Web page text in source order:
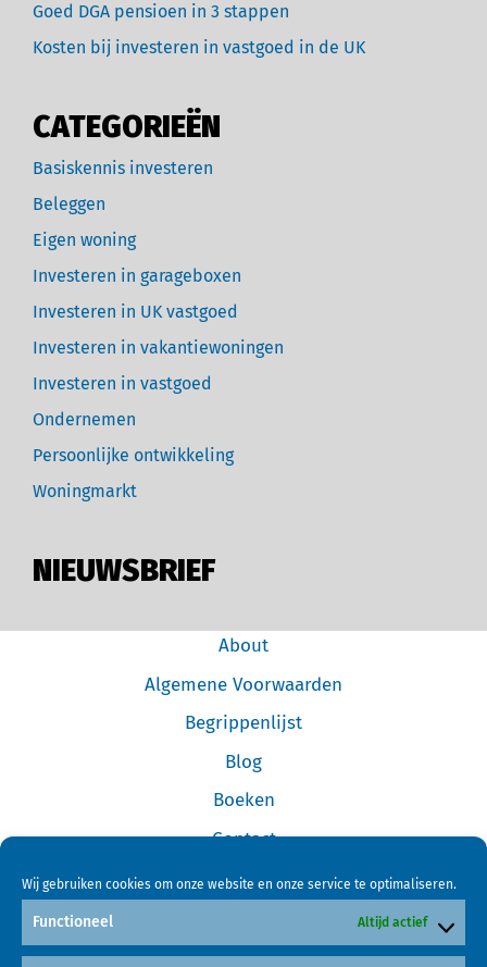
Wij gebruiken cookies om onze website en onze service te optimaliseren.
Functioneel Altijd actief
Goed DGA pensioen in 3 stappen
Kosten bij investeren in vastgoed in de UK
CATEGORIEËN
Basiskennis investeren
Beleggen
Eigen woning
Investeren in garageboxen
Investeren in UK vastgoed
Investeren in vakantiewoningen
Investeren in vastgoed
Ondernemen
Persoonlijke ontwikkeling
Woningmarkt
NIEUWSBRIEF
About
Algemene Voorwaarden
Begrippenlijst
Blog
Boeken
Contact
Cookiebeleid (EU)
Forum